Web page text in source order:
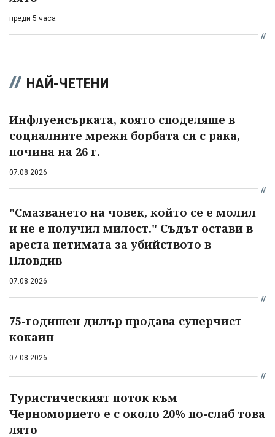
преди 5 часа
НАЙ-ЧЕТЕНИ
Инфлуенсърката, която споделяше в
социалните мрежи борбата си с рака,
почина на 26 г.
07.08.2026
"Смазването на човек, който се е молил
и не е получил милост." Съдът остави в
ареста петимата за убийството в
Пловдив
07.08.2026
75-годишен дилър продава суперчист
кокаин
07.08.2026
Туристическият поток към
Черноморието е с около 20% по-слаб това
лято